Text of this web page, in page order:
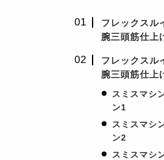
フレックスル
腕三頭筋仕上
フレックスル
腕三頭筋仕上
スミスマシ
ン1
スミスマシ
ン2
スミスマシ